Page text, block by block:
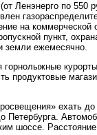
Ленэнерго по 550
на коммерческой
пункт,
земли ежемесячно.
горнолыжные
продуктовые
ехать
Петербурга.
шоссе.